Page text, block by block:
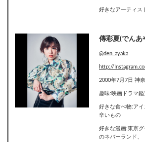
好きなアーティス
傳彩夏(でんあ
@den_ayaka
http://
2000年7月7日 神
趣味:映画ドラマ鑑
好きな食べ物:アイ
辛いもの
好きな漫画:東京
のネバーランド、